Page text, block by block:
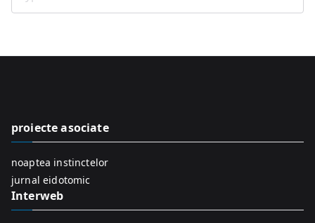
o
proiecte asociate
noaptea instinctelor
jurnal eidotomic
Interweb